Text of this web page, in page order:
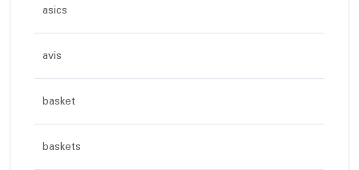
asics
avis
basket
baskets